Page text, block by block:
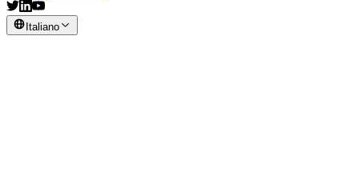
Privacy e cookie